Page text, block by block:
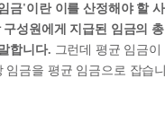
금'이란 이를 산정해야 할 사
성원에게 지급된 임금의 총
합니다. 그런데 평균 임금이
임금을 평균 임금으로 잡습